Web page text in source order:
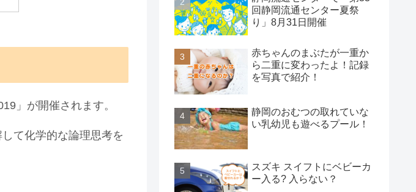
」が開催されます。
て化学的な論理思考を
回静岡流通センター夏祭
り」8月31日開催
赤ちゃんのまぶたが一重か
ら二重に変わったよ！記録
を写真で紹介！
静岡のおむつの取れていな
い乳幼児も遊べるプール！
スズキ スイフトにベビーカ
ー入る? 入らない？